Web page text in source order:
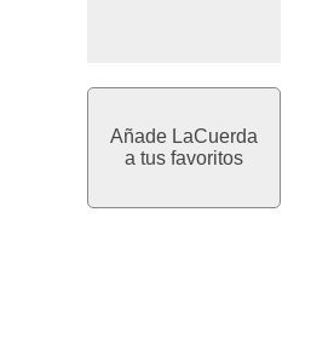
Añade LaCuerda
a tus favoritos